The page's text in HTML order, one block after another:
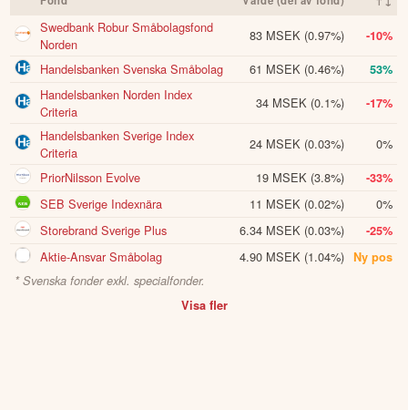
Swedbank Robur Småbolagsfond
Norden
83 MSEK (0.97%) -10%
Handelsbanken Svenska Småbolag 61 MSEK (0.46%) 53%
Handelsbanken Norden Index
Criteria
34 MSEK (0.1%) -17%
Handelsbanken Sverige Index
Criteria
24 MSEK (0.03%)
0%
PriorNilsson Evolve
19 MSEK (3.8%) -33%
SEB Sverige Indexnära 11 MSEK (0.02%)
0%
Storebrand Sverige Plus
6.34 MSEK (0.03%) -25%
Aktie-Ansvar Småbolag 4.90 MSEK (1.04%) Ny pos
* Svenska fonder exkl. specialfonder.
Visa fler